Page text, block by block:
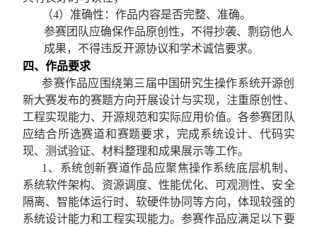
（4）准确性：作品内容是否完整、准确。
参赛团队应确保作品原创性，不得抄袭、剽窃他人
成果，不得违反开源协议和学术诚信要求。
四、作品要求
参赛作品应围绕第三届中国研究生操作系统开源创
新大赛发布的赛题方向开展设计与实现，注重原创性、
工程实现能力、开源规范和实际应用价值。各参赛团队
应结合所选赛道和赛题要求，完成系统设计、代码实
现、测试验证、材料整理和成果展示等工作。
1 、 系统创新赛道作品应聚焦操作系统底层机制、
系统软件架构、资源调度、性能优化、可观测性、安全
隔离、智能体运行时、软硬件协同等方向，体现较强的
系统设计能力和工程实现能力。参赛作品应满足以下要